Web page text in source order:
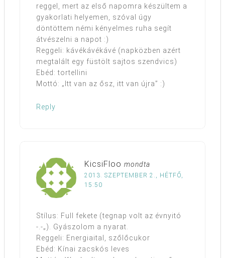
reggel, mert az első napomra készültem a
gyakorlati helyemen, szóval úgy
döntöttem némi kényelmes ruha segít
átvészelni a napot :)
Reggeli: kávékávékávé (napközben azért
megtalált egy füstölt sajtos szendvics)
Ebéd: tortellini
Mottó: „Itt van az ősz, itt van újra” :)
Reply
KicsiFloo mondta
2013. SZEPTEMBER 2., HÉTFŐ,
15:50
Stílus: Full fekete (tegnap volt az évnyitó
-.-„). Gyászolom a nyarat.
Reggeli: Energiaital, szőlőcukor
Ebéd: Kínai zacskós leves